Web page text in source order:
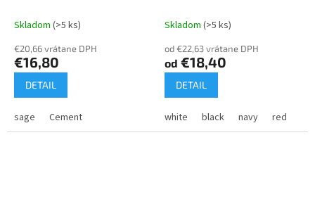
Skladom (>5 ks)
€20,66 vrátane DPH
€16,80
DETAIL
sage Cement
Skladom (>5 ks)
od €22,63 vrátane DPH
od €18,40
DETAIL
white black navy red